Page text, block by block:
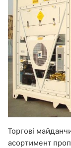
Торгові
асортимент